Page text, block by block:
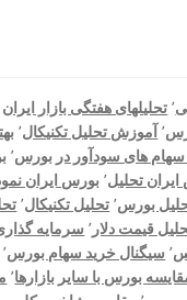
ایران
٬ تحلیلهای هفتگی بازار ایران
٬ آموزش تحلیل تکنیکال٬
سهام های سودآور در بورس٬
تحلیل٬ بورس ایران
بورس٬ تحلیل تکنیکال٬
قیمت دلار ٬ سرمایه
٬ سیگنال خرید سهام بورس٬
بورس با سایر بازارها٬